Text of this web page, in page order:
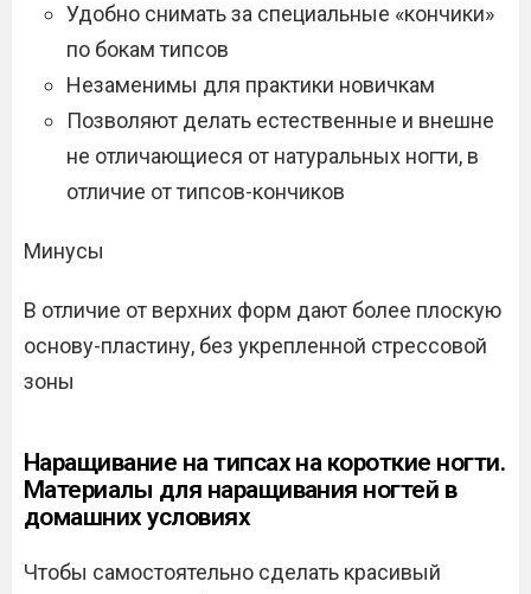
Удобно снимать за специальные «кончики»
по бокам типсов
Незаменимы для практики новичкам
Позволяют делать естественные и внешне
не отличающиеся от натуральных ногти, в
отличие от типсов-кончиков
Минусы
В отличие от верхних форм дают более плоскую
основу-пластину, без укрепленной стрессовой
зоны
Наращивание на типсах на короткие ногти.
Материалы для наращивания ногтей в
домашних условиях
Чтобы самостоятельно сделать красивый